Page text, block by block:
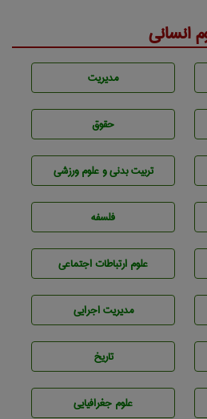
انسانی
مديريت
حقوق
تربيت بدنی و علوم ورزشی
فلسفه
علوم ارتباطات اجتماعی
مديريت اجرايی
تاريخ
علوم جغرافيايی